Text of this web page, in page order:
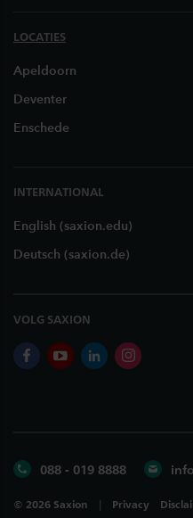
LOCATIES
Apeldoorn
Deventer
Enschede
INTERNATIONAL
English (saxion.edu)
Deutsch (saxion.de)
VOLG SAXION
facebookyoutubelinkedininstagram
088 - 019 8888
© 2026 Saxion Privacy